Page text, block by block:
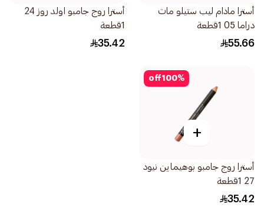
أسترا مادام ليب ستيلو مات
دراما 05 1قطعة
55.66
أسترا روج جامبو اولد روز 24
1قطعة
35.42
100%
off
+
أسترا روج جامبو بوهيماين نيود
27 1قطعة
35.42